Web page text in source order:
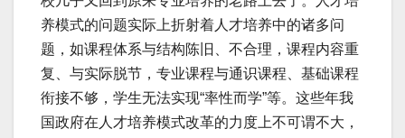
养模式的问题实际上折射着人才培养中的诸多问
题，如课程体系与结构陈旧、不合理，课程内容重
复、与实际脱节，专业课程与通识课程、基础课程
衔接不够，学生无法实现“率性而学”等。这些年我
国政府在人才培养模式改革的力度上不可谓不大，